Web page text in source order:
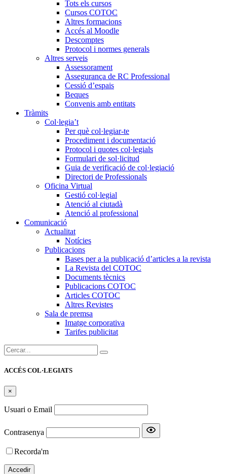
Tots els cursos
Cursos COTOC
Altres formacions
Accés al Moodle
Descomptes
Protocol i normes generals
Altres serveis
Assessorament
Assegurança de RC Professional
Cessió d’espais
Beques
Convenis amb entitats
Tràmits
Col·legia’t
Per què col·legiar-te
Procediment i documentació
Protocol i quotes col·legials
Formulari de sol·licitud
Guia de verificació de col·legiació
Directori de Professionals
Oficina Virtual
Gestió col·legial
Atenció al ciutadà
Atenció al professional
Comunicació
Actualitat
Notícies
Publicacions
Bases per a la publicació d’articles a la revista
La Revista del COTOC
Documents tècnics
Publicacions COTOC
Articles COTOC
Altres Revistes
Sala de premsa
Imatge corporativa
Tarifes publicitat
Cercar:
ACCÉS COL·LEGIATS
×
Usuari o Email
Contrasenya
Recorda'm